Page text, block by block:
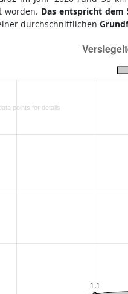
worden. Das entspricht dem
durchschnittlichen